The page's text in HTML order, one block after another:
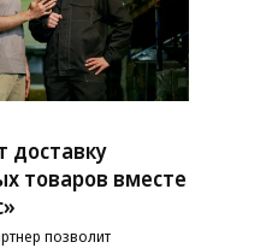
доставку
товаров вместе
позволит